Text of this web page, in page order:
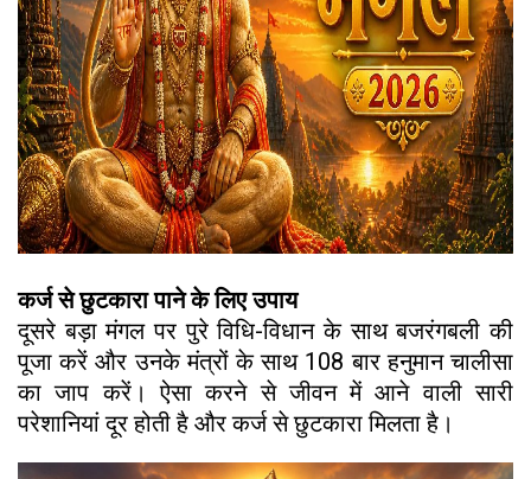
कर्ज से छुटकारा पाने के लिए उपाय
दूसरे बड़ा मंगल पर पुरे विधि-विधान के साथ बजरंगबली की
पूजा करें और उनके मंत्रों के साथ 108 बार हनुमान चालीसा
का जाप करें। ऐसा करने से जीवन में आने वाली सारी
परेशानियां दूर होती है और कर्ज से छुटकारा मिलता है।